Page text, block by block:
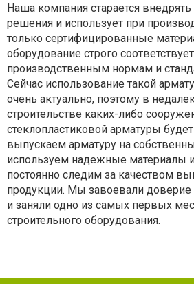
Наша компания старается
решения и использует при
только сертифицированные
оборудование строго
производственным нормам и
Сейчас использование такой
очень актуально, поэтому в
строительстве каких-либо
стеклопластиковой арматуры
выпускаем арматуру на
используем надежные материалы
постоянно следим за качеством
продукции. Мы завоевали доверие
и заняли одно из самых первых
строительного оборудования.